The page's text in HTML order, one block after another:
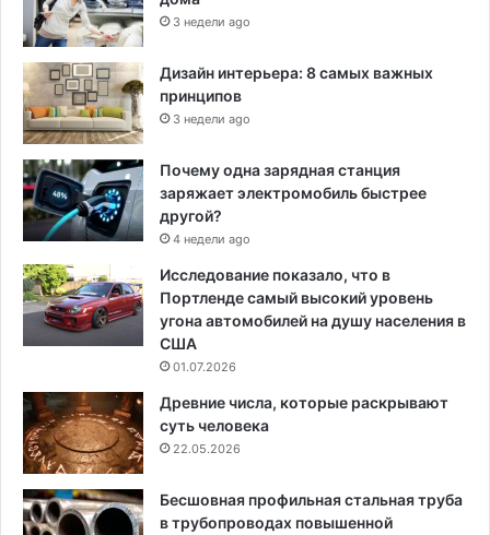
3 недели ago
Дизайн интерьера: 8 самых важных
принципов
3 недели ago
Почему одна зарядная станция
заряжает электромобиль быстрее
другой?
4 недели ago
Исследование показало, что в
Портленде самый высокий уровень
угона автомобилей на душу населения в
США
01.07.2026
Древние числа, которые раскрывают
суть человека
22.05.2026
Бесшовная профильная стальная труба
в трубопроводах повышенной